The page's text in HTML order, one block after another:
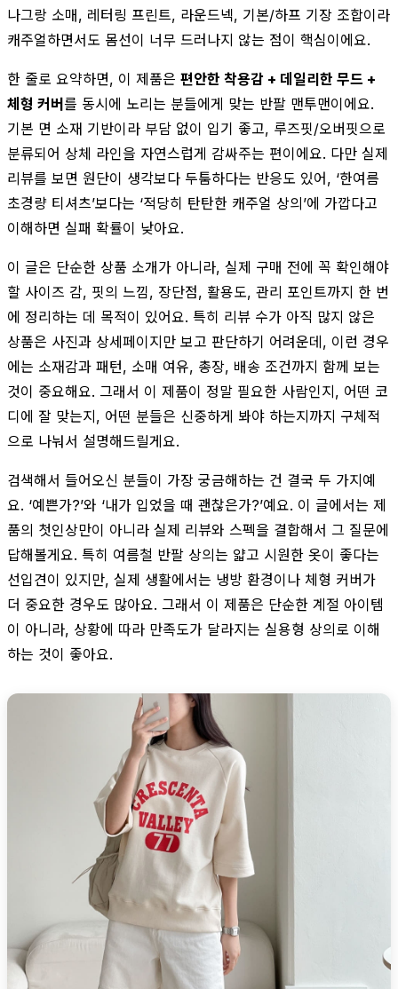
나그랑 소매, 레터링 프린트, 라운드넥, 기본/하프 기장 조합이라
캐주얼하면서도 몸선이 너무 드러나지 않는 점이 핵심이에요.
한 줄로 요약하면, 이 제품은 편안한 착용감 + 데일리한 무드 +
체형 커버를 동시에 노리는 분들에게 맞는 반팔 맨투맨이에요.
기본 면 소재 기반이라 부담 없이 입기 좋고, 루즈핏/오버핏으로
분류되어 상체 라인을 자연스럽게 감싸주는 편이에요. 다만 실제
리뷰를 보면 원단이 생각보다 두툼하다는 반응도 있어, ‘한여름
초경량 티셔츠’보다는 ‘적당히 탄탄한 캐주얼 상의’에 가깝다고
이해하면 실패 확률이 낮아요.
이 글은 단순한 상품 소개가 아니라, 실제 구매 전에 꼭 확인해야
할 사이즈 감, 핏의 느낌, 장단점, 활용도, 관리 포인트까지 한 번
에 정리하는 데 목적이 있어요. 특히 리뷰 수가 아직 많지 않은
상품은 사진과 상세페이지만 보고 판단하기 어려운데, 이런 경우
에는 소재감과 패턴, 소매 여유, 총장, 배송 조건까지 함께 보는
것이 중요해요. 그래서 이 제품이 정말 필요한 사람인지, 어떤 코
디에 잘 맞는지, 어떤 분들은 신중하게 봐야 하는지까지 구체적
으로 나눠서 설명해드릴게요.
검색해서 들어오신 분들이 가장 궁금해하는 건 결국 두 가지예
요. ‘예쁜가?’와 ‘내가 입었을 때 괜찮은가?’예요. 이 글에서는 제
품의 첫인상만이 아니라 실제 리뷰와 스펙을 결합해서 그 질문에
답해볼게요. 특히 여름철 반팔 상의는 얇고 시원한 옷이 좋다는
선입견이 있지만, 실제 생활에서는 냉방 환경이나 체형 커버가
더 중요한 경우도 많아요. 그래서 이 제품은 단순한 계절 아이템
이 아니라, 상황에 따라 만족도가 달라지는 실용형 상의로 이해
하는 것이 좋아요.